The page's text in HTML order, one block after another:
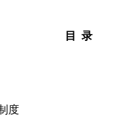
目 录
度